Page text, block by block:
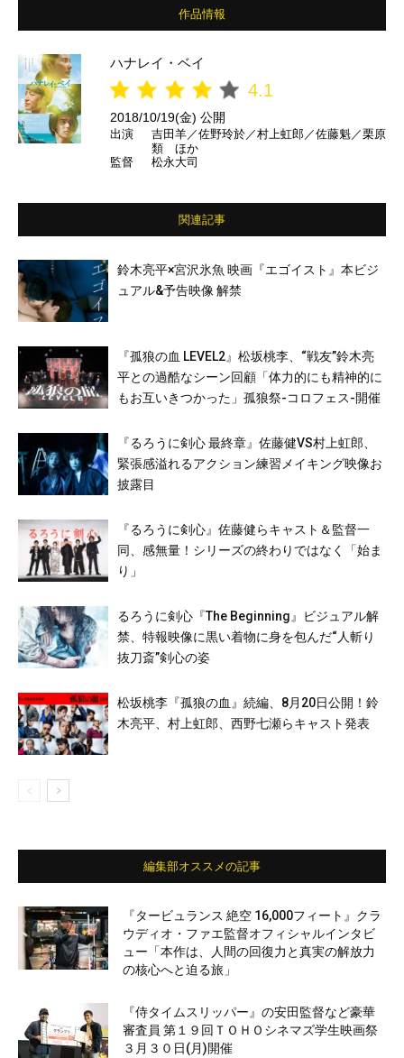
作品情報
ハナレイ・ベイ
4.1
2018/10/19(金) 公開
出演
吉田羊／佐野玲於／村上虹郎／佐藤魁／栗原
類 ほか
監督
松永大司
関連記事
鈴木亮平×宮沢氷魚 映画『エゴイスト』本ビジ
ュアル&予告映像 解禁
『孤狼の血 LEVEL2』松坂桃李、“戦友”鈴木亮
平との過酷なシーン回顧「体力的にも精神的に
もお互いきつかった」孤狼祭-コロフェス-開催
『るろうに剣心 最終章』佐藤健VS村上虹郎、
緊張感溢れるアクション練習メイキング映像お
披露目
『るろうに剣心』佐藤健らキャスト＆監督一
同、感無量！シリーズの終わりではなく「始ま
り」
るろうに剣心『The Beginning』ビジュアル解
禁、特報映像に黒い着物に身を包んだ“人斬り
抜刀斎”剣心の姿
松坂桃李『孤狼の血』続編、8月20日公開！鈴
木亮平、村上虹郎、西野七瀬らキャスト発表
編集部オススメの記事
『タービュランス 絶空 16,000フィート』クラ
ウディオ・ファエ監督オフィシャルインタビ
ュー「本作は、人間の回復力と真実の解放力
の核心へと迫る旅」
『侍タイムスリッパー』の安田監督など豪華
審査員 第１９回ＴＯＨＯシネマズ学生映画祭
３月３０日(月)開催